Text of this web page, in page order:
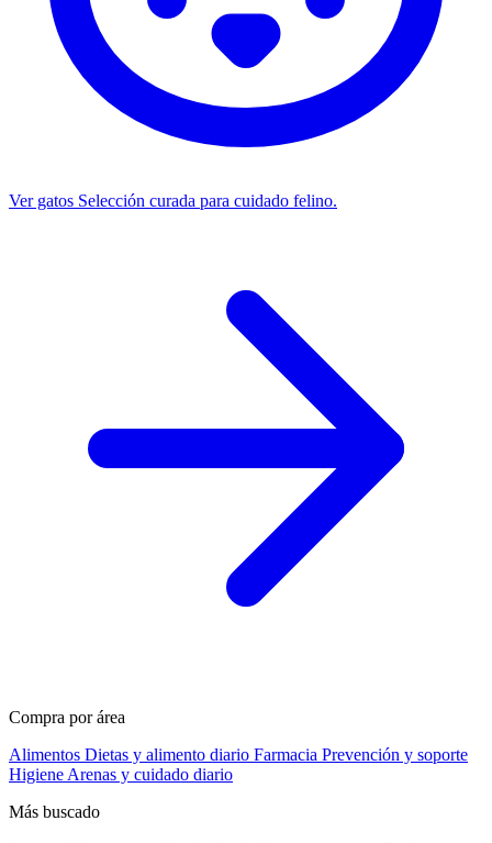
Ver gatos Selección curada para cuidado felino.
Compra por área
Alimentos Dietas y alimento diario Farmacia Prevención y soporte
Higiene Arenas y cuidado diario
Más buscado